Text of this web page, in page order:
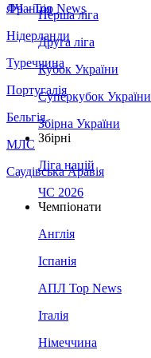
Франція
Нідерланди
Туреччина
Португалія
Бельгія
МЛС
Саудівська Аравія
ЛЧ - Top News
Перша ліга
Друга ліга
Кубок України
Суперкубок України
Збірна України
Збірні
Ліга націй
ЧС 2026
Чемпіонати
Англія
Іспанія
АПЛ Top News
Італія
Німеччина